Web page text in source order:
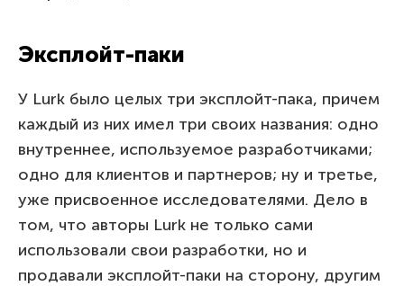
Эксплойт-паки
У Lurk было целых три эксплойт-пака, причем
каждый из них имел три своих названия: одно
внутреннее, используемое разработчиками;
одно для клиентов и партнеров; ну и третье,
уже присвоенное исследователями. Дело в
том, что авторы Lurk не только сами
использовали свои разработки, но и
продавали эксплойт-паки на сторону, другим